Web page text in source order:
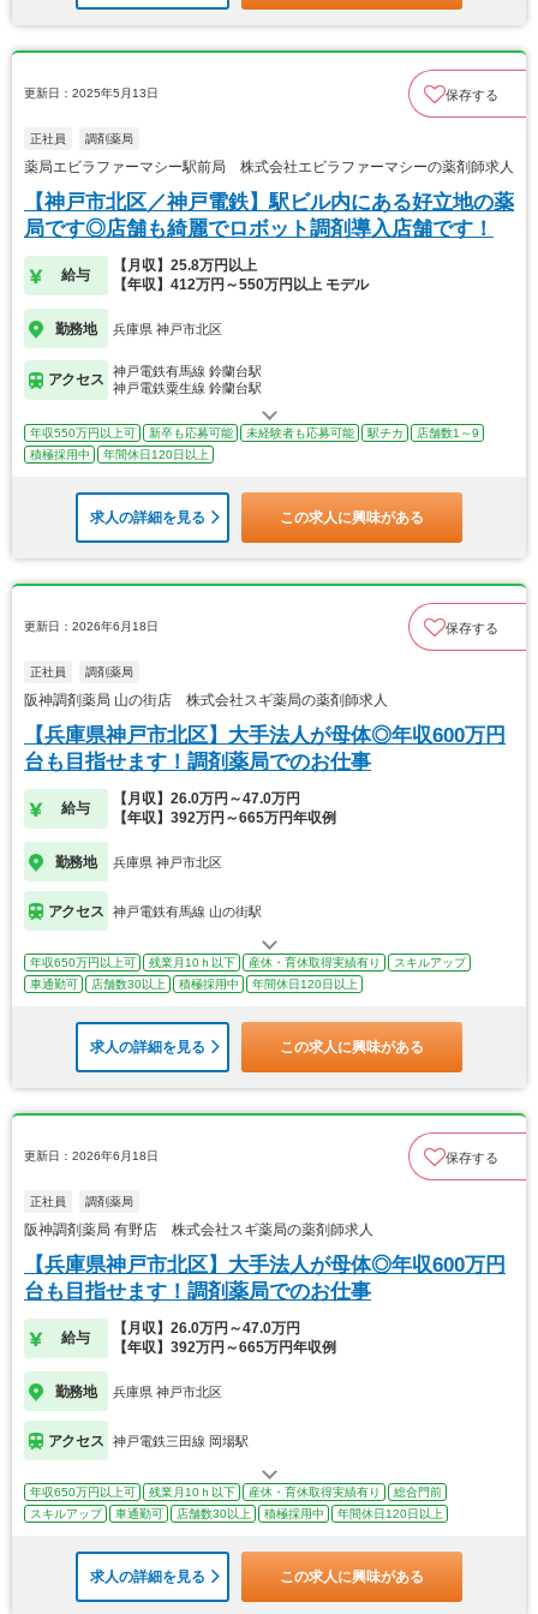
更新日：2025年5月13日 保存する
正社員 調剤薬局
薬局エビラファーマシー駅前局 株式会社エビラファーマシーの薬剤師求人
【神戸市北区／神戸電鉄】駅ビル内にある好立地の薬
局です◎店舗も綺麗でロボット調剤導入店舗です！
給与
【月収】25.8万円以上
【年収】412万円～550万円以上 モデル
勤務地 兵庫県 神戸市北区
アクセス
神戸電鉄有馬線 鈴蘭台駅
神戸電鉄粟生線 鈴蘭台駅
年収550万円以上可 新卒も応募可能 未経験者も応募可能 駅チカ
店舗数1～9
積極採用中
年間休日120日以上
求人の詳細を見る この求人に興味がある
更新日：2026年6月18日 保存する
正社員 調剤薬局
阪神調剤薬局 山の街店 株式会社スギ薬局の薬剤師求人
【兵庫県神戸市北区】大手法人が母体◎年収600万円
台も目指せます！調剤薬局でのお仕事
給与
【月収】26.0万円～47.0万円
【年収】392万円～665万円年収例
勤務地 兵庫県 神戸市北区
アクセス 神戸電鉄有馬線 山の街駅
年収650万円以上可 残業月10ｈ以下 産休・育休取得実績有り
スキルアップ
車通勤可
店舗数30以上 積極採用中 年間休日120日以上
求人の詳細を見る この求人に興味がある
更新日：2026年6月18日 保存する
正社員 調剤薬局
阪神調剤薬局 有野店 株式会社スギ薬局の薬剤師求人
【兵庫県神戸市北区】大手法人が母体◎年収600万円
台も目指せます！調剤薬局でのお仕事
給与
【月収】26.0万円～47.0万円
【年収】392万円～665万円年収例
勤務地 兵庫県 神戸市北区
アクセス 神戸電鉄三田線 岡場駅
年収650万円以上可 残業月10ｈ以下 産休・育休取得実績有り
総合門前
スキルアップ
車通勤可 店舗数30以上 積極採用中 年間休日120日以上
求人の詳細を見る この求人に興味がある